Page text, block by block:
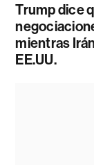
Trump dice
mientras
EE.UU.